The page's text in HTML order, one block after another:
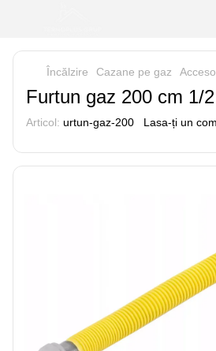
Încălzire Cazane pe gaz
Furtun gaz 200 cm 1/
Articol: urtun-gaz-200 Lasa-ți un